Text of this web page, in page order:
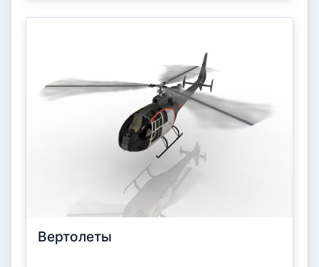
Вертолеты